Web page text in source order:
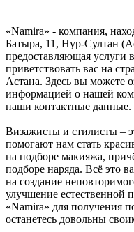
«Namira» - компания,
Батыра, 11, Нур-Султан
предоставляющая услуги
приветствовать вас на
Астана. Здесь вы можете
информацией о нашей
наши контактные данные.
Визажисты и стилисты –
помогают нам стать
на подборе макияжа,
подборе наряда. Всё это
на создание
улучшение естественной
«Namira» для получения
останетесь довольны